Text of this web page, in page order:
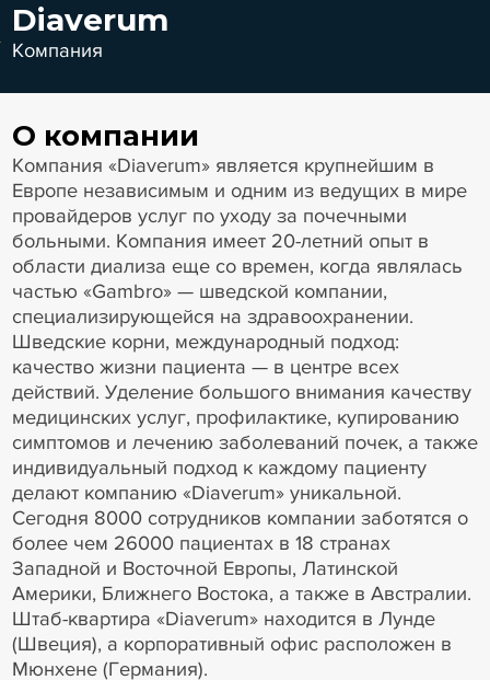
Diaverum
Компания
О компании
Компания «Diaverum» является крупнейшим в
Европе независимым и одним из ведущих в мире
провайдеров услуг по уходу за почечными
больными. Компания имеет 20-летний опыт в
области диализа еще со времен, когда являлась
частью «Gambro» — шведской компании,
специализирующейся на здравоохранении.
Шведские корни, международный подход:
качество жизни пациента — в центре всех
действий. Уделение большого внимания качеству
медицинских услуг, профилактике, купированию
симптомов и лечению заболеваний почек, а также
индивидуальный подход к каждому пациенту
делают компанию «Diaverum» уникальной.
Сегодня 8000 сотрудников компании заботятся о
более чем 26000 пациентах в 18 странах
Западной и Восточной Европы, Латинской
Америки, Ближнего Востока, а также в Австралии.
Штаб-квартира «Diaverum» находится в Лунде
(Швеция), а корпоративный офис расположен в
Мюнхене (Германия).